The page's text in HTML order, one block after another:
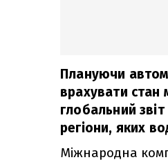
Плануючи
врахувати стан
глобальний
регіони, яких
Міжнародна